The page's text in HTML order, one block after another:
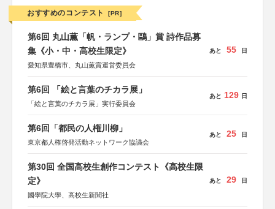
おすすめのコンテスト [PR]
第6回 丸山薫「帆・ランプ・鷗」賞 詩作品募
集《小・中・高校生限定》
愛知県豊橋市、丸山薫賞運営委員会
あと 55 日
第6回 「絵と言葉のチカラ展」
「絵と言葉のチカラ展」実行委員会
あと 129 日
第6回「都民の人権川柳」
東京都人権啓発活動ネットワーク協議会
あと 25 日
第30回 全国高校生創作コンテスト《高校生限
定》
國學院大學、高校生新聞社
あと 29 日